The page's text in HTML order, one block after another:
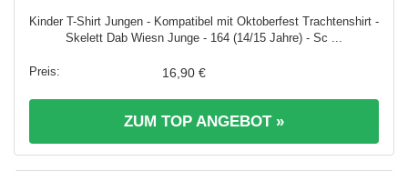
Kinder T-Shirt Jungen - Kompatibel mit Oktoberfest Trachtenshirt -
Skelett Dab Wiesn Junge - 164 (14/15 Jahre) - Sc ...
16,90 €
ZUM TOP ANGEBOT »